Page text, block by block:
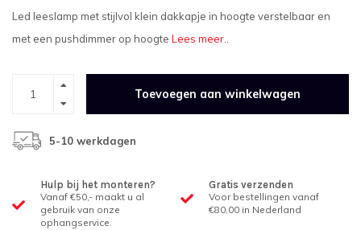
Led leeslamp met stijlvol klein dakkapje in hoogte verstelbaar en
met een pushdimmer op hoogte Lees meer..
Toevoegen aan winkelwagen
5-10 werkdagen
Hulp bij het monteren?
Vanaf €50,- maakt u al
gebruik van onze
ophangservice.
Gratis verzenden
Voor bestellingen vanaf
€80,00 in Nederland